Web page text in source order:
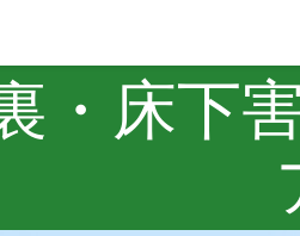
・床下